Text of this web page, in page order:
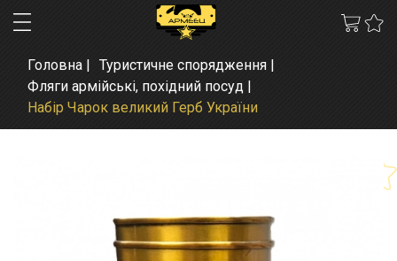
Головна
Туристичне спорядження
Фляги армійські, похідний посуд
Набір Чарок великий Герб України